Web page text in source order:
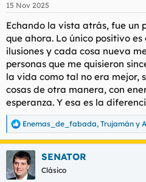
e
:
15 Nov 2025
Echando la vista atrás, fue un
que ahora. Lo único positivo
ilusiones y cada cosa nueva
personas que me quisieron
la vida como tal no era mejor,
cosas de otra manera, con
esperanza. Y esa es la
R
e
a
c
c
i
Enemas_de_fabada, Trujamán y
SENATOR
Clásico